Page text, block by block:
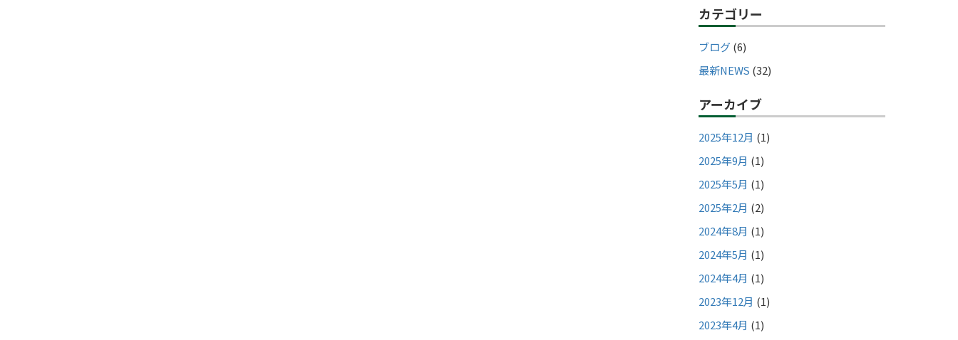
カテゴリー
ブログ (6)
最新NEWS (32)
アーカイブ
2025年12月 (1)
2025年9月 (1)
2025年5月 (1)
2025年2月 (2)
2024年8月 (1)
2024年5月 (1)
2024年4月 (1)
2023年12月 (1)
2023年4月 (1)